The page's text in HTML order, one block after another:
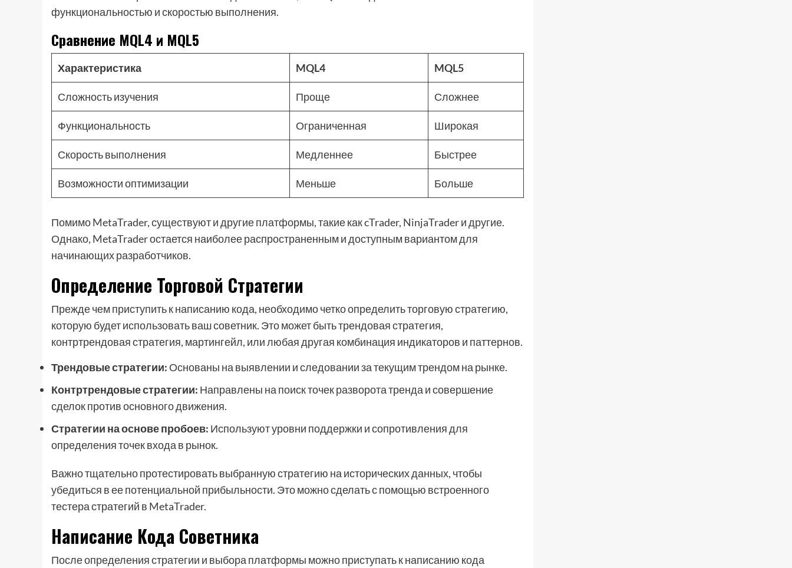
функциональностью и скоростью выполнения.
Сравнение MQL4 и MQL5
Характеристика MQL4 MQL5
Сложность изучения Проще Сложнее
Функциональность Ограниченная Широкая
Скорость выполнения Медленнее Быстрее
Возможности оптимизации Меньше Больше
Помимо MetaTrader, существуют и другие платформы, такие как cTrader, NinjaTrader и другие.
Однако, MetaTrader остается наиболее распространенным и доступным вариантом для
начинающих разработчиков.
Определение Торговой Стратегии
Прежде чем приступить к написанию кода, необходимо четко определить торговую стратегию,
которую будет использовать ваш советник. Это может быть трендовая стратегия,
контртрендовая стратегия, мартингейл, или любая другая комбинация индикаторов и паттернов.
Трендовые стратегии: Основаны на выявлении и следовании за текущим трендом на рынке.
Контртрендовые стратегии: Направлены на поиск точек разворота тренда и совершение
сделок против основного движения.
Стратегии на основе пробоев: Используют уровни поддержки и сопротивления для
определения точек входа в рынок.
Важно тщательно протестировать выбранную стратегию на исторических данных, чтобы
убедиться в ее потенциальной прибыльности. Это можно сделать с помощью встроенного
тестера стратегий в MetaTrader.
Написание Кода Советника
После определения стратегии и выбора платформы можно приступать к написанию кода